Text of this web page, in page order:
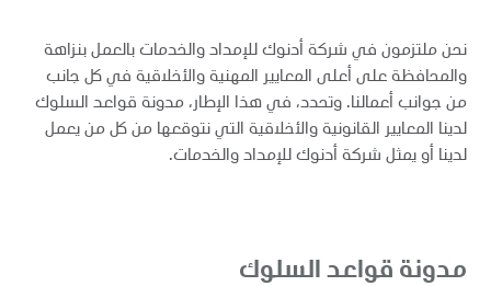
نحن ملتزمون في شركة أدنوك للإمداد والخدمات بالعمل بنزاهة
والمحافظة على أعلى المعايير المهنية والأخلاقية في كل جانب
من جوانب أعمالنا. وتحدد، في هذا الإطار، مدونة قواعد السلوك
لدينا المعايير القانونية والأخلاقية التي نتوقعها من كل من يعمل
لدينا أو يمثل شركة أدنوك للإمداد والخدمات.
مدونة قواعد السلوك